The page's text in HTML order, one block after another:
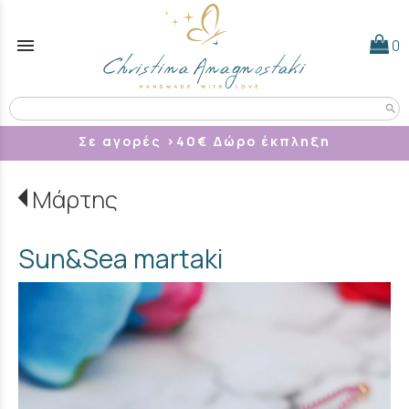
menu 0
search
Σε αγορές >40 € Δώρο έκπληξη
Μάρτης
Sun&Sea martaki